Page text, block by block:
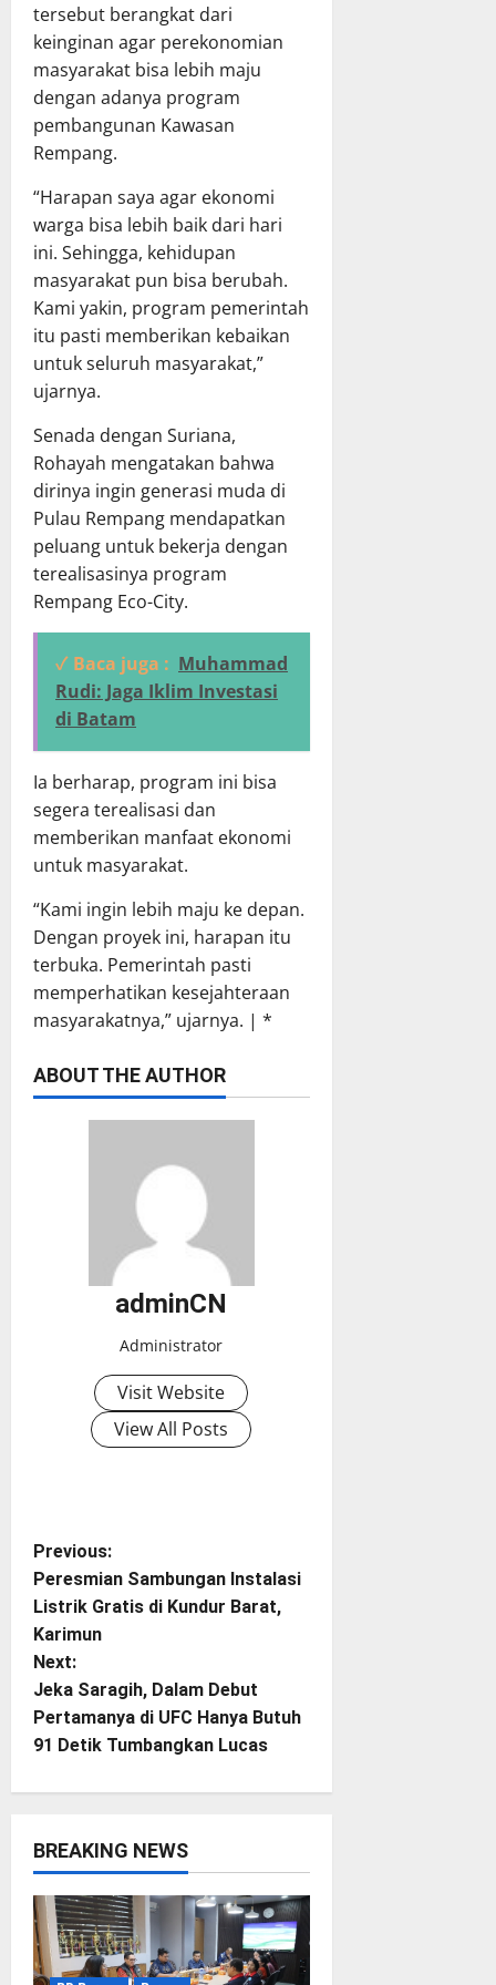
tersebut berangkat dari
keinginan agar perekonomian
masyarakat bisa lebih maju
dengan adanya program
pembangunan Kawasan
Rempang.
“Harapan saya agar ekonomi
warga bisa lebih baik dari hari
ini. Sehingga, kehidupan
masyarakat pun bisa berubah.
Kami yakin, program pemerintah
itu pasti memberikan kebaikan
untuk seluruh masyarakat,”
ujarnya.
Senada dengan Suriana,
Rohayah mengatakan bahwa
dirinya ingin generasi muda di
Pulau Rempang mendapatkan
peluang untuk bekerja dengan
terealisasinya program
Rempang Eco-City.
✓ Baca juga : Muhammad
Rudi: Jaga Iklim Investasi
di Batam
Ia berharap, program ini bisa
segera terealisasi dan
memberikan manfaat ekonomi
untuk masyarakat.
“Kami ingin lebih maju ke depan.
Dengan proyek ini, harapan itu
terbuka. Pemerintah pasti
memperhatikan kesejahteraan
masyarakatnya,” ujarnya. | *
ABOUT THE AUTHOR
adminCN
Administrator
Visit Website
View All Posts
P
o
s
t
n
a
v
i
g
Previous:
Peresmian Sambungan Instalasi
Listrik Gratis di Kundur Barat,
Karimun
Next:
Jeka Saragih, Dalam Debut
Pertamanya di UFC Hanya Butuh
91 Detik Tumbangkan Lucas
BREAKING NEWS